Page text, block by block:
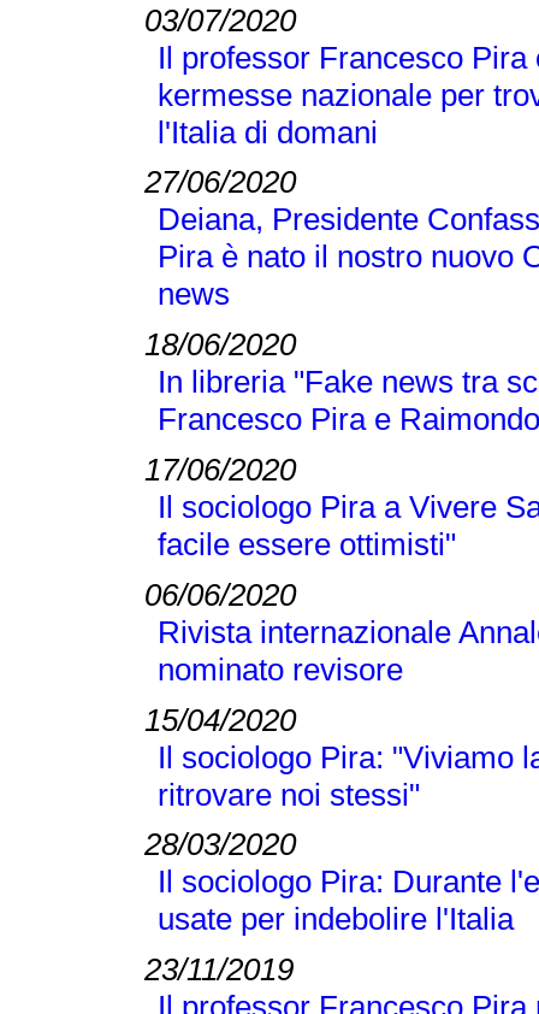
03/07/2020
Il professor Francesco
kermesse nazionale per
l'Italia di domani
27/06/2020
Deiana, Presidente
Pira è nato il nostro nuovo
news
18/06/2020
In libreria "Fake news tra
Francesco Pira e
17/06/2020
Il sociologo Pira a Vivere
facile essere ottimisti"
06/06/2020
Rivista internazionale
nominato revisore
15/04/2020
Il sociologo Pira: "Viviamo
ritrovare noi stessi"
28/03/2020
Il sociologo Pira: Durante
usate per indebolire l'Italia
23/11/2019